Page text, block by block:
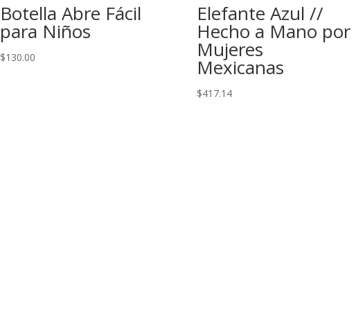
Botella Abre Fácil
para Niños
$130.00
Elefante Azul //
Hecho a Mano por
Mujeres
Mexicanas
$417.14